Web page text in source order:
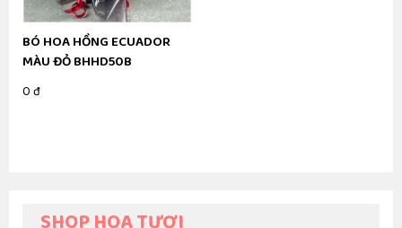
BÓ HOA HỒNG ECUADOR
MÀU ĐỎ BHHD50B
0 đ